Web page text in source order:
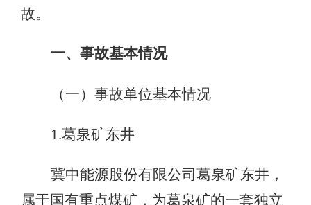
故。
一、事故基本情况
（一）事故单位基本情况
1.葛泉矿东井
冀中能源股份有限公司葛泉矿东井，
属于国有重点煤矿，为葛泉矿的一套独立